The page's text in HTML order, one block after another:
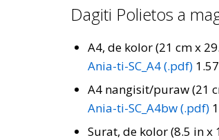
Dagiti Polietos a
A4, de kolor (21 cm x
Ania-ti-SC_A4 (.pdf)
A4 nangisit/puraw (21
Ania-ti-SC_A4bw (.pdf)
Surat, de kolor (8.5 in x